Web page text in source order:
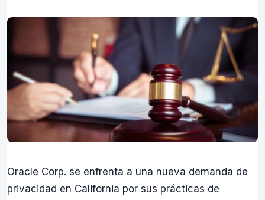
Oracle Corp. se enfrenta a una nueva demanda de
privacidad en California por sus prácticas de